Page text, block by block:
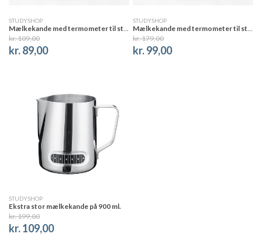
STUDYSHOP
Mælkekande med termometer til steaming og foaming, 350 ml.
kr. 109,00
kr. 89,00
STUDYSHOP
Mælkekande med termometer til steaming af mælk, 580 ml.
kr. 179,00
kr. 99,00
STUDYSHOP
Ekstra stor mælkekande på 900 ml.
kr. 199,00
kr. 109,00